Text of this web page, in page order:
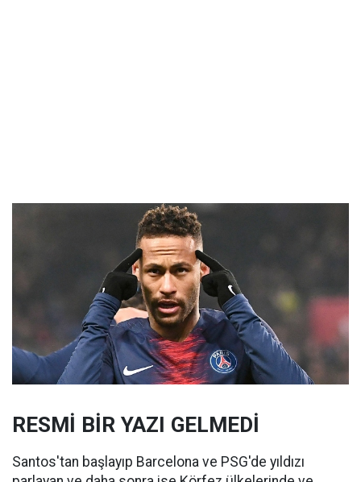
RESMİ BİR YAZI GELMEDİ
Santos'tan başlayıp Barcelona ve PSG'de yıldızı